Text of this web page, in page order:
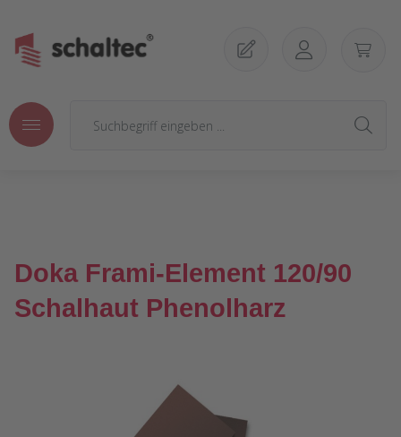
Doka Frami-Element 120/90
Schalhaut Phenolharz
Bildergalerie überspringen